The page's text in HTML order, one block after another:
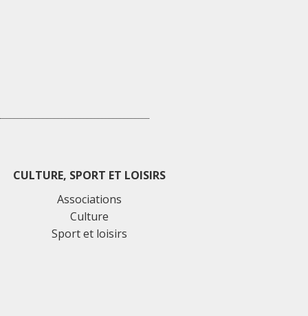
CULTURE, SPORT ET LOISIRS
Associations
Culture
Sport et loisirs